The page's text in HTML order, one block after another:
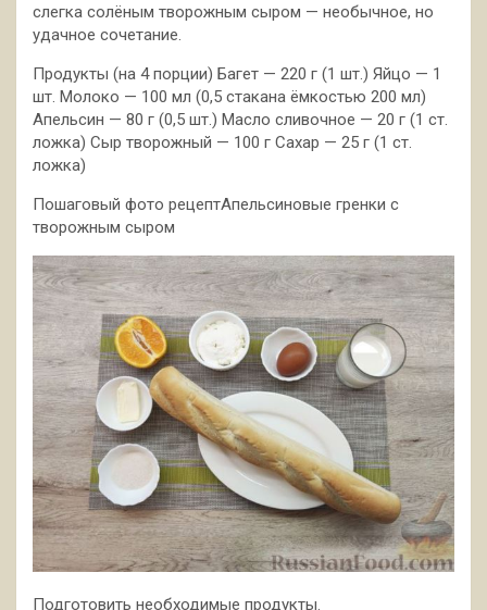
слегка солёным творожным сыром — необычное, но
удачное сочетание.
Продукты (на 4 порции) Багет — 220 г (1 шт.) Яйцо — 1
шт. Молоко — 100 мл (0,5 стакана ёмкостью 200 мл)
Апельсин — 80 г (0,5 шт.) Масло сливочное — 20 г (1 ст.
ложка) Сыр творожный — 100 г Сахар — 25 г (1 ст.
ложка)
Пошаговый фото рецептАпельсиновые гренки с
творожным сыром
Подготовить необходимые продукты.